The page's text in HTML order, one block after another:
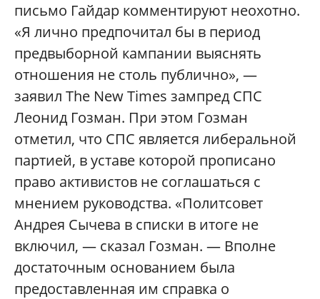
письмо Гайдар комментируют неохотно.
«Я лично предпочитал бы в период
предвыборной кампании выяснять
отношения не столь публично», —
заявил The New Times зампред СПС
Леонид Гозман. При этом Гозман
отметил, что СПС является либеральной
партией, в уставе которой прописано
право активистов не соглашаться с
мнением руководства. «Политсовет
Андрея Сычева в списки в итоге не
включил, — сказал Гозман. — Вполне
достаточным основанием была
предоставленная им справка о